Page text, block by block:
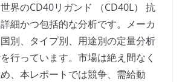
界のCD40リガンド （CD40L） 抗
細かつ包括的な分析です。メーカ
別、タイプ別、用途別の定量分析
行っています。市場は絶え間なく
、本レポートでは競争、需給動